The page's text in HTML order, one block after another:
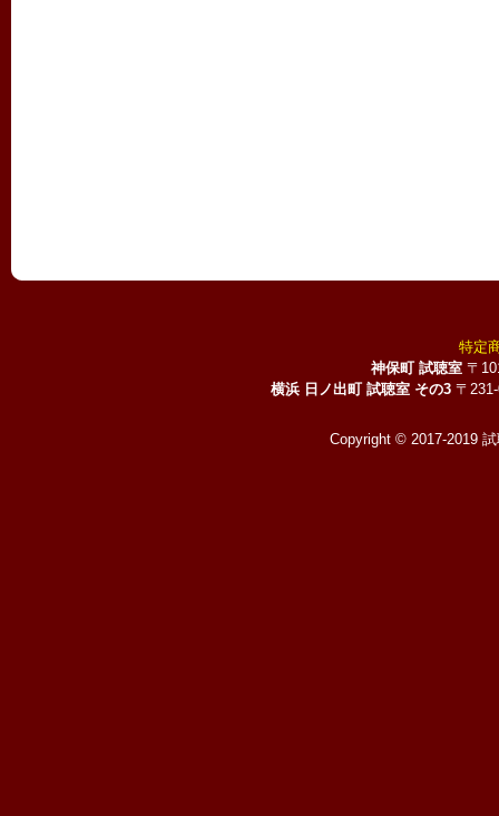
特定
神保町 試聴室 〒
横浜 日ノ出町 試聴室 その3 〒
Copyright © 2017-2019